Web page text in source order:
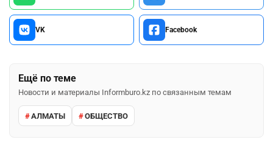
VK Facebook
Ещё по теме
Новости и материалы Informburo.kz по связанным темам
АЛМАТЫ ОБЩЕСТВО